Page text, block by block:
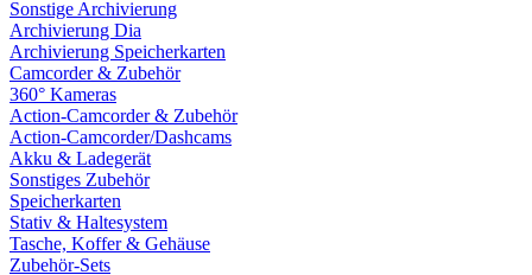
Sonstige Archivierung
Archivierung Dia
Archivierung Speicherkarten
Camcorder & Zubehör
360° Kameras
Action-Camcorder & Zubehör
Action-Camcorder/Dashcams
Akku & Ladegerät
Sonstiges Zubehör
Speicherkarten
Stativ & Haltesystem
Tasche, Koffer & Gehäuse
Zubehör-Sets